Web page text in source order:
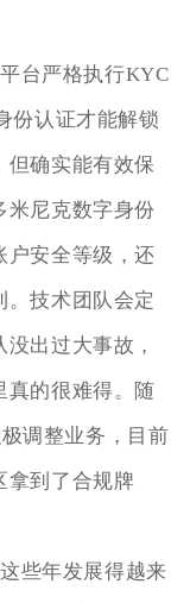
台严格执行KYC
份认证才能解锁
但确实能有效保
米尼克数字身份
户安全等级，还
技术团队会定
出过大事故，
真的很难得。随
调整业务，目前
拿到了合规牌
些年发展得越来